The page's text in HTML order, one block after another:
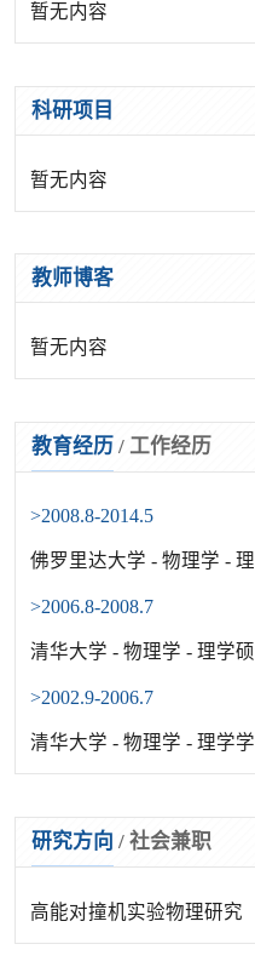
暂无内容
科研项目
暂无内容
教师博客
暂无内容
教育经历 / 工作经历
>2008.8-2014.5
佛罗里达大学 - 物理学 -
>2006.8-2008.7
清华大学 - 物理学 - 理学
>2002.9-2006.7
清华大学 - 物理学 - 理学
研究方向 / 社会兼职
高能对撞机实验物理研究